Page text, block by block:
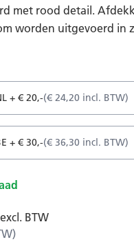
met rood detail.
worden uitgevoerd in
+ € 24,20
€ 20,-
+ € 36,30
€ 30,-